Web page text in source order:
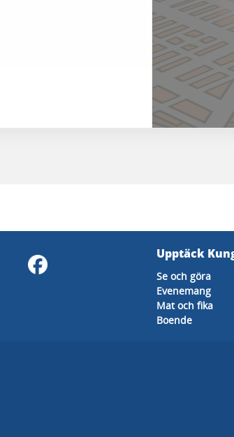
Upptäck
Se och göra
Evenemang
Mat och fika
Boende